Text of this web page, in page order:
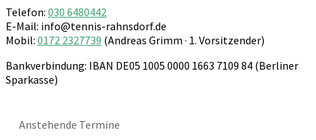
Telefon: 030 6480442
E-Mail: info@tennis-rahnsdorf.de
Mobil: 0172 2327739 (Andreas Grimm · 1. Vorsitzender)
Bankverbindung: IBAN DE05 1005 0000 1663 7109 84 (Berliner
Sparkasse)
Anstehende Termine